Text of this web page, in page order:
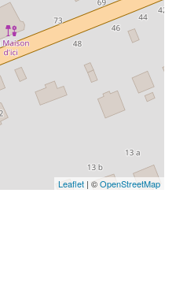
Leaflet | ©OpenStreetMap